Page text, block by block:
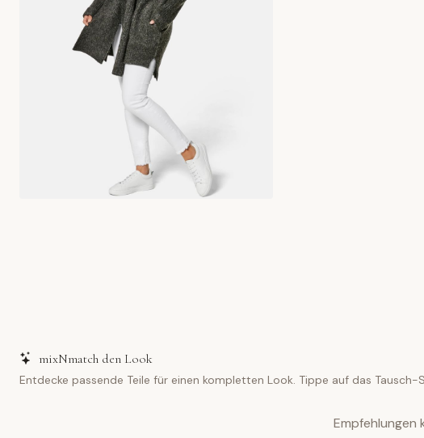
mixNmatch den Look
Entdecke passende Teile für einen kompletten Look. Tippe auf das
Empfehlungen